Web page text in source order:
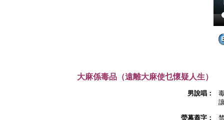
大麻係毒品（遠離大麻使乜懷疑人生）
男說唱：
熒幕蓋字：